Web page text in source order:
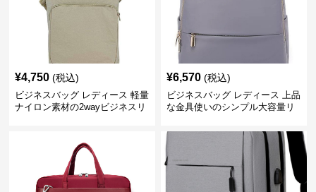
¥4,750 (税込)
ビジネスバッグ レディース 軽量
ナイロン素材の2wayビジネスリ
¥6,570 (税込)
ビジネスバッグ レディース 上品
な金具使いのシンプル大容量リ